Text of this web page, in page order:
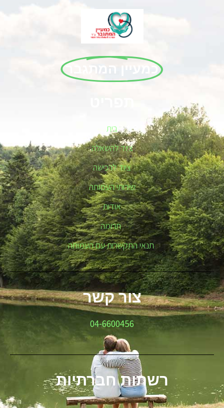
כמעיין המתגבר
בית
ציוד להשאלה
ציוד לרכישה
שירותי העמותה
אודות
תרומה
תנאי התקשרות עם העמותה
צור קשר
04-6600456
רשתות חברתיות